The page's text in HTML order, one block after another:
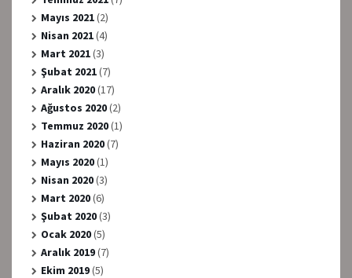
Mayıs 2021(2)
Nisan 2021(4)
Mart 2021(3)
Şubat 2021(7)
Aralık 2020(17)
Ağustos 2020(2)
Temmuz 2020(1)
Haziran 2020(7)
Mayıs 2020(1)
Nisan 2020(3)
Mart 2020(6)
Şubat 2020(3)
Ocak 2020(5)
Aralık 2019(7)
Ekim 2019(5)